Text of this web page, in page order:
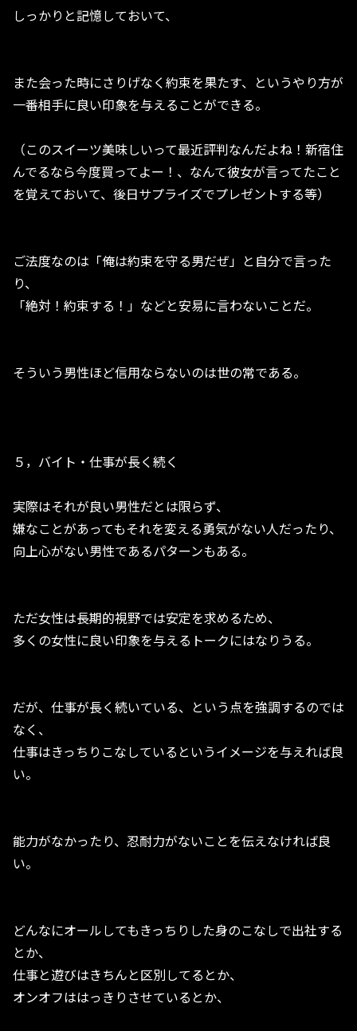
しっかりと記憶しておいて、
また会った時にさりげなく約束を果たす、というやり方が
一番相手に良い印象を与えることができる。
（このスイーツ美味しいって最近評判なんだよね！新宿住
んでるなら今度買ってよー！、なんて彼女が言ってたこと
を覚えておいて、後日サプライズでプレゼントする等）
ご法度なのは「俺は約束を守る男だぜ」と自分で言った
り、
「絶対！約束する！」などと安易に言わないことだ。
そういう男性ほど信用ならないのは世の常である。
５，バイト・仕事が長く続く
実際はそれが良い男性だとは限らず、
嫌なことがあってもそれを変える勇気がない人だったり、
向上心がない男性であるパターンもある。
ただ女性は長期的視野では安定を求めるため、
多くの女性に良い印象を与えるトークにはなりうる。
だが、仕事が長く続いている、という点を強調するのでは
なく、
仕事はきっちりこなしているというイメージを与えれば良
い。
能力がなかったり、忍耐力がないことを伝えなければ良
い。
どんなにオールしてもきっちりした身のこなしで出社する
とか、
仕事と遊びはきちんと区別してるとか、
オンオフははっきりさせているとか、